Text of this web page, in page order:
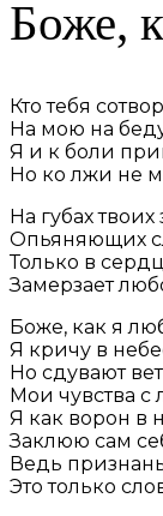
Боже,
Кто тебя
На мою на
Я и к боли
Но ко лжи не
На губах твоих
Опьяняющих
Только в
Замерзает
Боже, как я
Я кричу в
Но сдувают
Мои чувства с
Я как ворон в
Заклюю сам
Ведь
Это только